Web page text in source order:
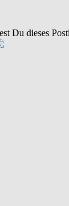
Du dieses